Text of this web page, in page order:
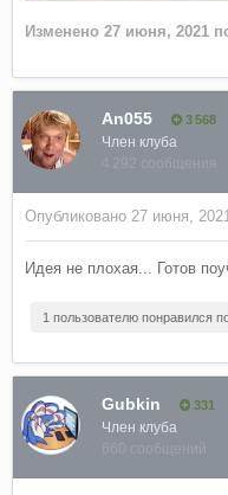
Изменено 27 июня, 2021
An055 3 568
Член клуба
4 292 сообщения
Опубликовано 27 июня,
Идея не плохая... Готов
1 пользователю понравился
Gubkin 331
Член клуба
660 сообщений